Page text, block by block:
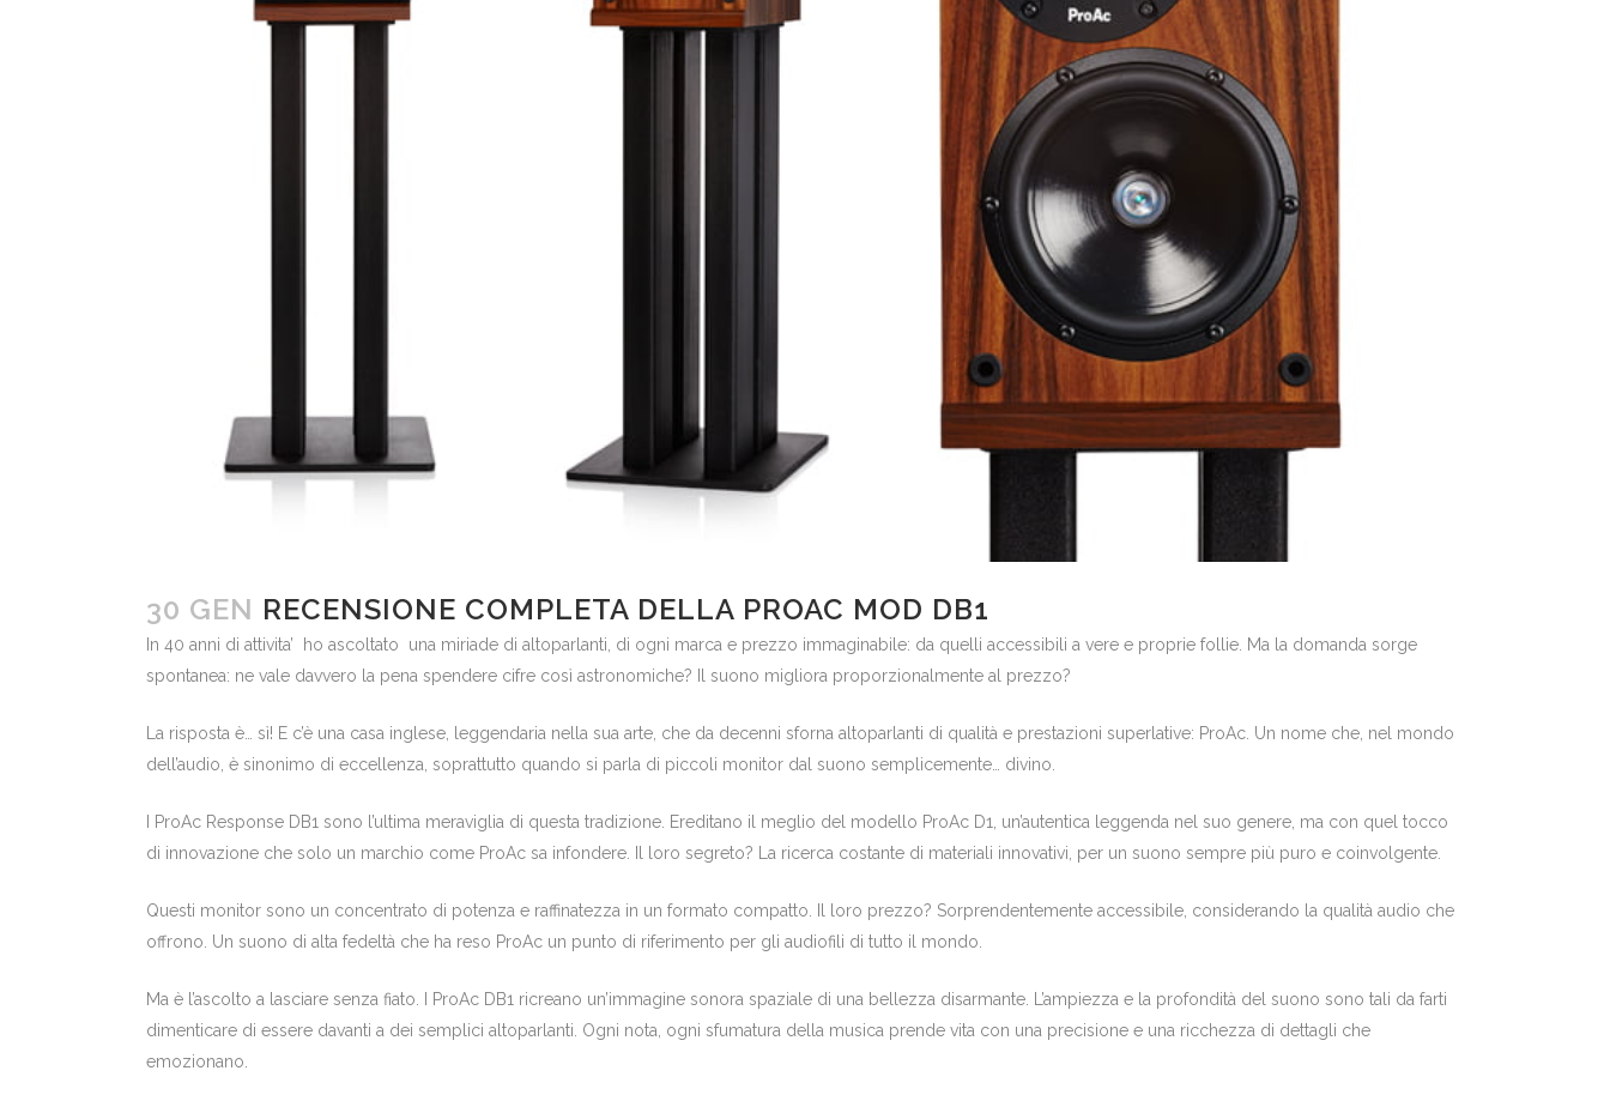
30 GEN RECENSIONE COMPLETA DELLA PROAC MOD DB1
In 40 anni di attivita’ ho ascoltato una miriade di altoparlanti, di ogni marca e prezzo immaginabile: da quelli accessibili a vere e proprie follie. Ma la domanda sorge
spontanea: ne vale davvero la pena spendere cifre così astronomiche? Il suono migliora proporzionalmente al prezzo?
La risposta è… sì! E c’è una casa inglese, leggendaria nella sua arte, che da decenni sforna altoparlanti di qualità e prestazioni superlative: ProAc. Un nome che, nel mondo
dell’audio, è sinonimo di eccellenza, soprattutto quando si parla di piccoli monitor dal suono semplicemente… divino.
I ProAc Response DB1 sono l’ultima meraviglia di questa tradizione. Ereditano il meglio del modello ProAc D1, un’autentica leggenda nel suo genere, ma con quel tocco
di innovazione che solo un marchio come ProAc sa infondere. Il loro segreto? La ricerca costante di materiali innovativi, per un suono sempre più puro e coinvolgente.
Questi monitor sono un concentrato di potenza e raffinatezza in un formato compatto. Il loro prezzo? Sorprendentemente accessibile, considerando la qualità audio che
offrono. Un suono di alta fedeltà che ha reso ProAc un punto di riferimento per gli audiofili di tutto il mondo.
Ma è l’ascolto a lasciare senza fiato. I ProAc DB1 ricreano un’immagine sonora spaziale di una bellezza disarmante. L’ampiezza e la profondità del suono sono tali da farti
dimenticare di essere davanti a dei semplici altoparlanti. Ogni nota, ogni sfumatura della musica prende vita con una precisione e una ricchezza di dettagli che
emozionano.